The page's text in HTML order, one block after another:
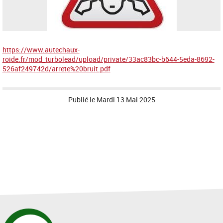
https://www.autechaux-
roide.fr/mod_turbolead/upload/private/33ac83bc-b644-5eda-8692-
526af249742d/arrete%20bruit.pdf
Publié le Mardi 13 Mai 2025